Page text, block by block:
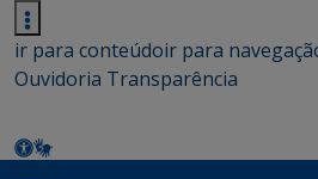
ir para conteúdoir para
Ouvidoria Transparência